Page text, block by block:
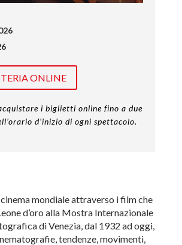
ONLINE
i biglietti online fino a due
d’inizio di ogni spettacolo.
mondiale attraverso i film che
d’oro alla Mostra Internazionale
di Venezia, dal 1932 ad oggi,
tendenze, movimenti,